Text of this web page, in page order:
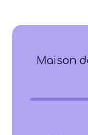
Maison